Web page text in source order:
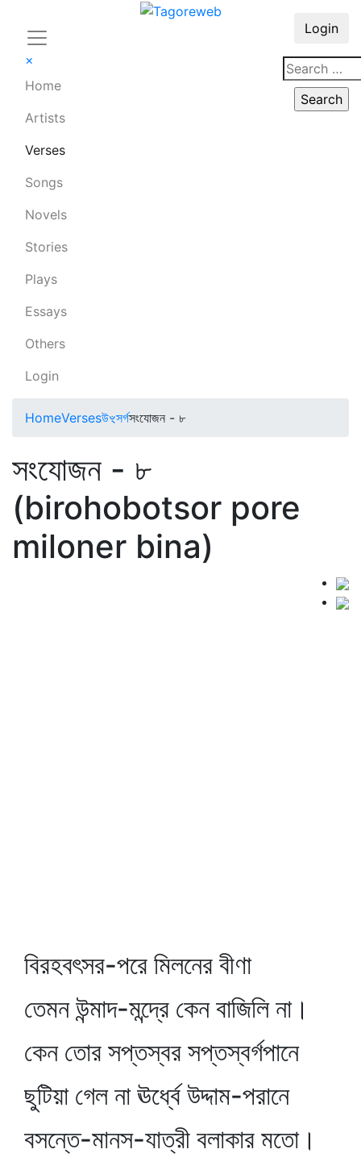
×
Home
Artists
Verses
Songs
Novels
Stories
Plays
Essays
Others
Login
Login
HomeVersesউৼসর্গসংযোজন - ৮
সংযোজন - ৮
(birohobotsor pore
miloner bina)
বিরহবৎসর-পরে মিলনের বীণা
তেমন উন্মাদ-মন্দ্রে কেন বাজিলি না।
কেন তোর সপ্তস্বর সপ্তস্বর্গপানে
ছুটিয়া গেল না ঊর্ধ্বে উদ্দাম-পরানে
বসন্তে-মানস-যাত্রী বলাকার মতো।